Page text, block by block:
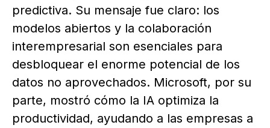
predictiva. Su mensaje fue claro: los
modelos abiertos y la colaboración
interempresarial son esenciales para
desbloquear el enorme potencial de los
datos no aprovechados. Microsoft, por su
parte, mostró cómo la IA optimiza la
productividad, ayudando a las empresas a